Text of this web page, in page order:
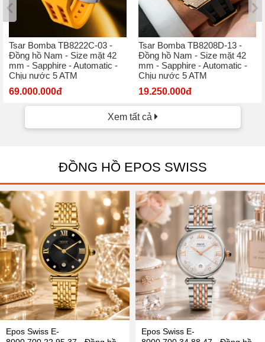
Tsar Bomba TB8222C-03 -
Đồng hồ Nam - Size mặt 42
mm - Sapphire - Automatic -
Chịu nước 5 ATM
69.000.000đ
Tsar Bomba TB8208D-13 -
Đồng hồ Nam - Size mặt 42
mm - Sapphire - Automatic -
Chịu nước 5 ATM
19.250.000đ
Xem tất cả
ĐỒNG HỒ EPOS SWISS
Epos Swiss E-
Epos Swiss E-